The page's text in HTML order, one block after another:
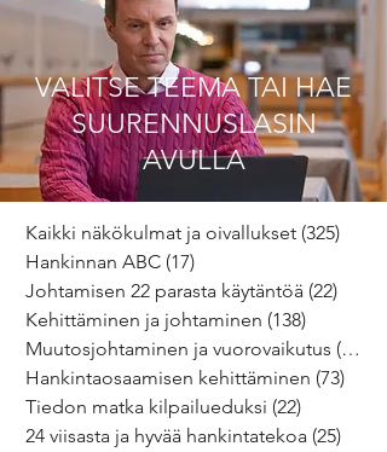
VALITSE TEEMA TAI HAE
SUURENNUSLASIN
AVULLA
Kaikki näkökulmat ja oivallukset (325)
Hankinnan ABC (17)
Johtamisen 22 parasta käytäntöä (22)
Kehittäminen ja johtaminen (138)
Muutosjohtaminen ja vuorovaikutus (64)
Hankintaosaamisen kehittäminen (73)
Tiedon matka kilpailueduksi (22)
24 viisasta ja hyvää hankintatekoa (25)